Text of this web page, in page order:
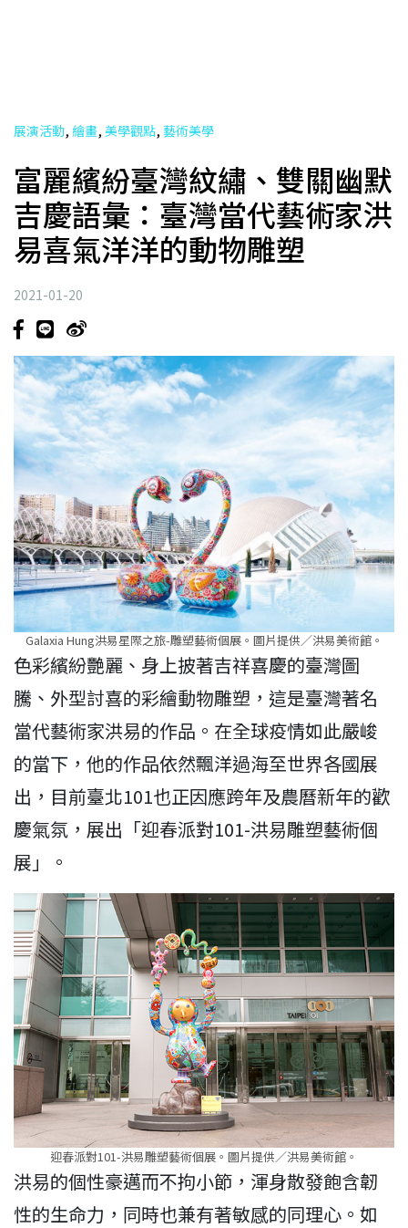
展演活動, 繪畫, 美學觀點, 藝術美學
富麗繽紛臺灣紋繡、雙關幽默
吉慶語彙：臺灣當代藝術家洪
易喜氣洋洋的動物雕塑
2021-01-20
Galaxia Hung洪易星際之旅-雕塑藝術個展。圖片提供／洪易美術館。
色彩繽紛艷麗、身上披著吉祥喜慶的臺灣圖
騰、外型討喜的彩繪動物雕塑，這是臺灣著名
當代藝術家洪易的作品。在全球疫情如此嚴峻
的當下，他的作品依然飄洋過海至世界各國展
出，目前臺北101也正因應跨年及農曆新年的歡
慶氣氛，展出「迎春派對101-洪易雕塑藝術個
展」。
迎春派對101-洪易雕塑藝術個展。圖片提供／洪易美術館。
洪易的個性豪邁而不拘小節，渾身散發飽含韌
性的生命力，同時也兼有著敏感的同理心。如